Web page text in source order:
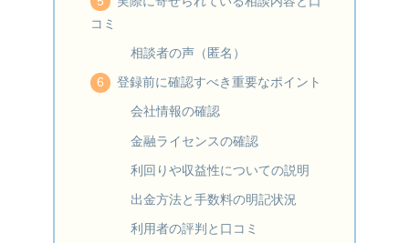
コミ
相談者の声（匿名）
登録前に確認すべき重要なポイント
会社情報の確認
金融ライセンスの確認
利回りや収益性についての説明
出金方法と手数料の明記状況
利用者の評判と口コミ